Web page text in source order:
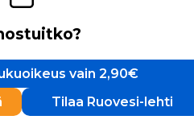
vain 2,90€
Tilaa Ruovesi-lehti